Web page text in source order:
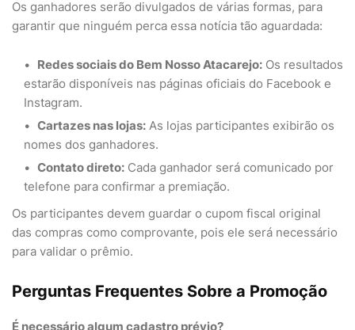
Os ganhadores serão divulgados de várias formas, para
garantir que ninguém perca essa notícia tão aguardada:
Redes sociais do Bem Nosso Atacarejo: Os resultados
estarão disponíveis nas páginas oficiais do Facebook e
Instagram.
Cartazes nas lojas: As lojas participantes exibirão os
nomes dos ganhadores.
Contato direto: Cada ganhador será comunicado por
telefone para confirmar a premiação.
Os participantes devem guardar o cupom fiscal original
das compras como comprovante, pois ele será necessário
para validar o prêmio.
Perguntas Frequentes Sobre a Promoção
É necessário algum cadastro prévio?